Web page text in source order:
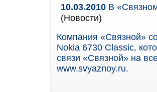
10.03.2010 В
(Новости)
Компания «Связной»
Nokia 6730 Classic,
связи «Связной» на
www.svyaznoy.ru.